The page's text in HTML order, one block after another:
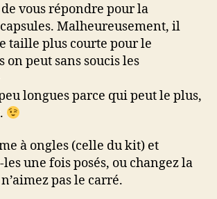
vous répondre pour la
Malheureusement, il
taille plus courte pour le
on peut sans soucis les
longues parce qui peut le plus,
à ongles (celle du kit) et
une fois posés, ou changez la
pas le carré.